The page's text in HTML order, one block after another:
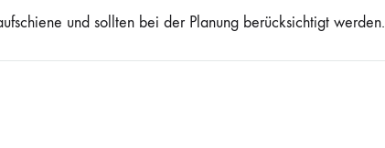
und sollten bei der Planung berücksichtigt werden.